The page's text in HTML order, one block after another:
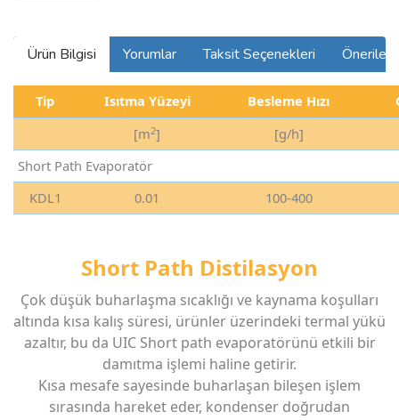
Ürün Bilgisi Yorumlar Taksit Seçenekleri
Tip Isıtma Yüzeyi Besleme Hızı
[m2]
[g/h]
Short Path Evaporatör
KDL1
0.01 100-400
Short Path Distilasyon
Çok düşük buharlaşma sıcaklığı ve kaynama koşulları
altında kısa kalış süresi, ürünler üzerindeki termal yükü
azaltır, bu da UIC Short path evaporatörünü etkili bir
damıtma işlemi haline getirir.
Kısa mesafe sayesinde buharlaşan bileşen işlem
sırasında hareket eder, kondenser doğrudan